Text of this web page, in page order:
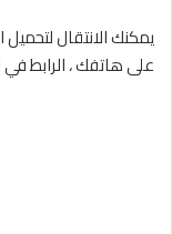
يمكنك الانتقال
على هاتفك ، الرابط